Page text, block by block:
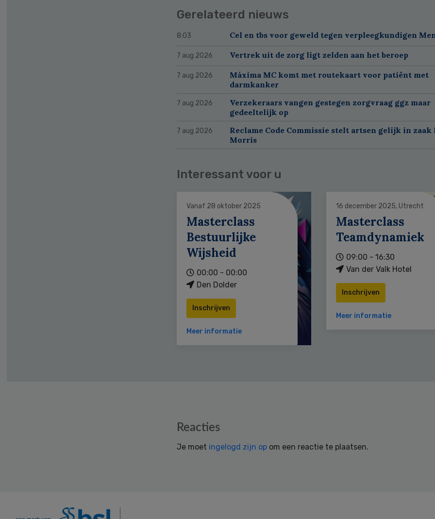
Gerelateerd nieuws
8:03 Cel en tbs voor geweld tegen verpleegkundigen
7 aug 2026 Vertrek uit de zorg ligt zelden aan het beroep
7 aug 2026
Máxima MC komt met routekaart voor patiënt met
darmkanker
7 aug 2026
Verzekeraars vangen gestegen zorgvraag ggz maar
gedeeltelijk op
7 aug 2026
Reclame Code Commissie stelt artsen gelijk in
Morris
Interessant voor u
Vanaf 28 oktober 2025
Masterclass
Bestuurlijke
Wijsheid
00:00 - 00:00
Den Dolder
Inschrijven
Meer informatie
16 december 2025, Utrecht
Masterclass
Teamdynamiek
09:00 - 16:30
Van der Valk Hotel
Inschrijven
Meer informatie
Reacties
Je moet ingelogd zijn op om een reactie te plaatsen.